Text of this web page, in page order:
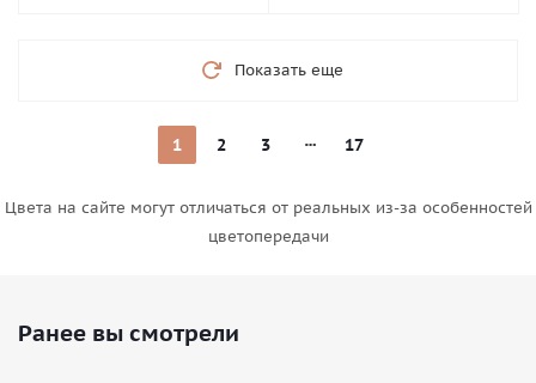
Показать еще
1 2 3 17
Цвета на сайте могут отличаться от реальных из-за особенностей
цветопередачи
Ранее вы смотрели